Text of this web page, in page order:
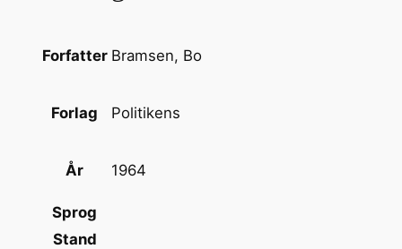
n
Forfatter Bramsen, Bo
Forlag Politikens
År 1964
Sprog
Stand